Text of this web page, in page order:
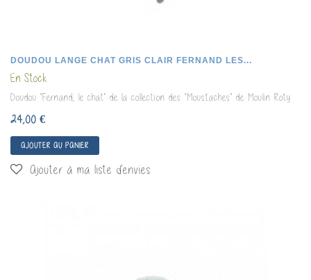
DOUDOU LANGE CHAT GRIS CLAIR FERNAND LES...
En Stock
Doudou "Fernand, le chat" de la collection des "Moustaches" de Moulin Roty
24,00 €
AJOUTER AU PANIER
Ajouter à ma liste d'envies